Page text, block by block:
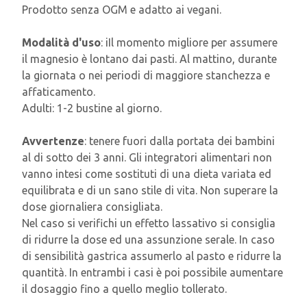
Prodotto senza OGM e adatto ai vegani.
Modalità d'uso: iIl momento migliore per assumere
il magnesio è lontano dai pasti. Al mattino, durante
la giornata o nei periodi di maggiore stanchezza e
affaticamento.
Adulti: 1-2 bustine al giorno.
Avvertenze: tenere fuori dalla portata dei bambini
al di sotto dei 3 anni. Gli integratori alimentari non
vanno intesi come sostituti di una dieta variata ed
equilibrata e di un sano stile di vita. Non superare la
dose giornaliera consigliata.
Nel caso si verifichi un effetto lassativo si consiglia
di ridurre la dose ed una assunzione serale. In caso
di sensibilità gastrica assumerlo al pasto e ridurre la
quantità. In entrambi i casi è poi possibile aumentare
il dosaggio fino a quello meglio tollerato.